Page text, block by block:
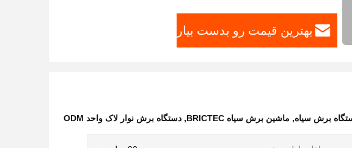
بهترین قیمت رو بدست بیار
, ماشین برش سیاه BRICTEC , دستگاه برش نوار لاک واحد ODM